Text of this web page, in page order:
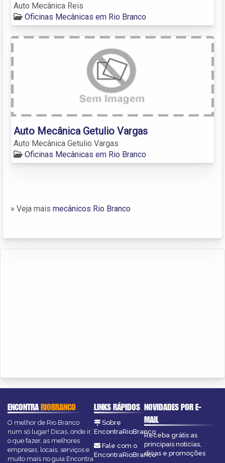
Auto Mecânica Reis
Oficinas Mecânicas em Rio Branco
Auto Mecânica Getulio Vargas
Auto Mecânica Getulio Vargas
Oficinas Mecânicas em Rio Branco
» Veja mais mecânicos Rio Branco
ENCONTRARIOBRANCO
O melhor de Rio Branco
num só lugar! Dicas, onde ir,
o que fazer, as melhores
empresas, locais, serviços e
muito mais no guia Encontra
LINKS RÁPIDOS
Sobre
EncontraRioBranco
Fale com o
EncontraRioBranco
NOVIDADES POR E-
MAIL
Receba grátis as
principais notícias,
dicas e promoções